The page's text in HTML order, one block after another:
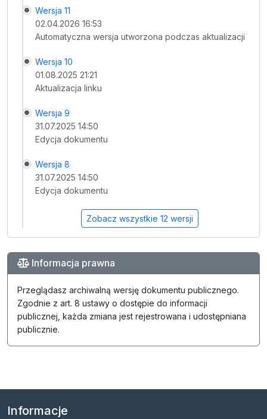
Wersja 11
02.04.2026 16:53
Automatyczna wersja utworzona podczas aktualizacji
Wersja 10
01.08.2025 21:21
Aktualizacja linku
Wersja 9
31.07.2025 14:50
Edycja dokumentu
Wersja 8
31.07.2025 14:50
Edycja dokumentu
Zobacz wszystkie 12 wersji
Informacja prawna
Przeglądasz archiwalną wersję dokumentu publicznego.
Zgodnie z art. 8 ustawy o dostępie do informacji
publicznej, każda zmiana jest rejestrowana i udostępniana
publicznie.
Informacje